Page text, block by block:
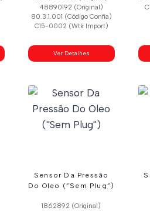
48890192 (Original)
80.3.1.001 (Código Confia)
C15-0002 (Wtk Import)
Ver Detalhes
Sensor Da Pressão
Do Oleo (”Sem Plug”)
1862892 (Original)